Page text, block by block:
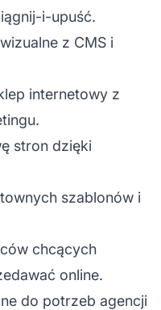
i-upuść.
z CMS i
internetowy z
stron dzięki
szablonów i
chcących
online.
do potrzeb agencji